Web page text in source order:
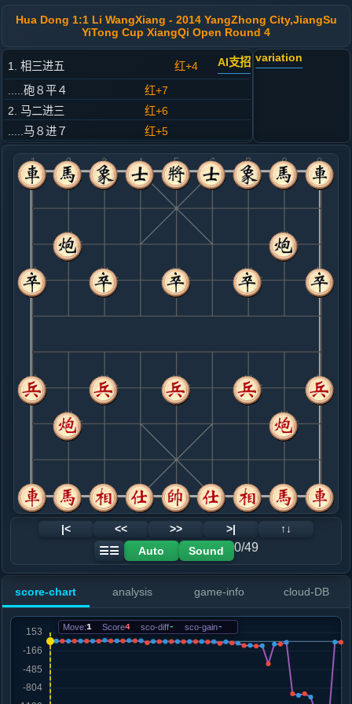
Hua Dong 1:1 Li WangXiang - 2014 YangZhong City,JiangSu
YiTong Cup XiangQi Open Round 4
1. 相三进五 红+4 AI支招
.....砲８平４
红+7
2. 马二进三
红+6
.....马８进７
红+5
3. 车一平二
红+6
.....车９平８
红+7
4. 炮二进四
红+6
.....卒７进１
红+6
5. 兵七进一
红+4
.....象３进５
6. 马八进七
红+8
.....马２进４
红+10
7. 车九进一
红+9
8. 车九平六
红+11
.....士４进５
红+12
9. 炮二进二
黑+23
车六进四
.....砲２退２
10. 炮二平六
黑+3
车六进四
.....车８进９
黑+2
黑+2
.....车３进１
黑+2
12. 炮八平九
黑+4
车六进五
黑+2
13. 车六平八
黑+3
马七进六
.....车４平３
黑+5
15. 马七进八
黑+35
车八退四
.....砲４退２
16. 车八退二
variation
|< << >> >|
↑↓
☰☰
Auto Sound 0/49
score-chart analysis game-info cloud-DB
Move:1 Score4 sco-diff- sco-gain-